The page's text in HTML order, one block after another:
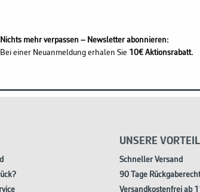
Nichts mehr verpassen – Newsletter abonnieren:
Bei einer Neuanmeldung erhalen Sie 10€ Aktionsrabatt.
UNSERE
Schneller Versand
90 Tage Rückgaberecht
Versandkostenfrei ab